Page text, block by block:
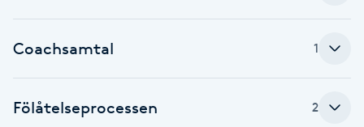
Fibromassage
Coachsamtal 1
Fölåtelseprocessen 2